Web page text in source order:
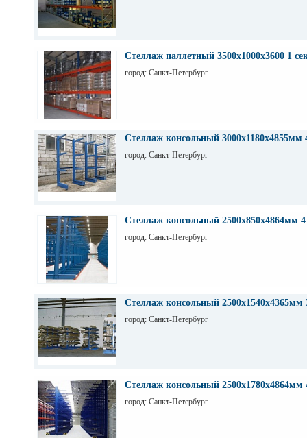
Стеллаж паллетный 3500х1000х3600 1
город: Санкт-Петербург
Стеллаж консольный 3000х1180х4855мм
город: Санкт-Петербург
Стеллаж консольный 2500х850х4864мм
город: Санкт-Петербург
Стеллаж консольный 2500х1540х4365мм
город: Санкт-Петербург
Стеллаж консольный 2500х1780х4864мм
город: Санкт-Петербург